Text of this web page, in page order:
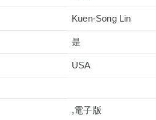
Kuen-Song Lin
是
USA
,電子版